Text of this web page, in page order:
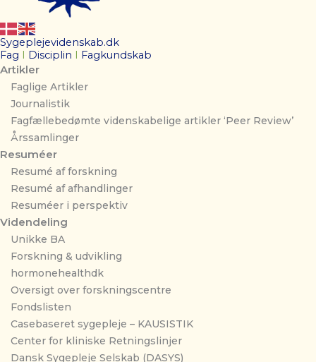
Sygeplejevidenskab.dk
Fag
Disciplin Fagkundskab
Artikler
Faglige Artikler
Journalistik
Fagfællebedømte videnskabelige artikler ‘Peer Review’
Årssamlinger
Resuméer
Resumé af forskning
Resumé af afhandlinger
Resuméer i perspektiv
Videndeling
Unikke BA
Forskning & udvikling
hormonehealthdk
Oversigt over forskningscentre
Fondslisten
Casebaseret sygepleje – KAUSISTIK
Center for kliniske Retningslinjer
Dansk Sygepleje Selskab (DASYS)